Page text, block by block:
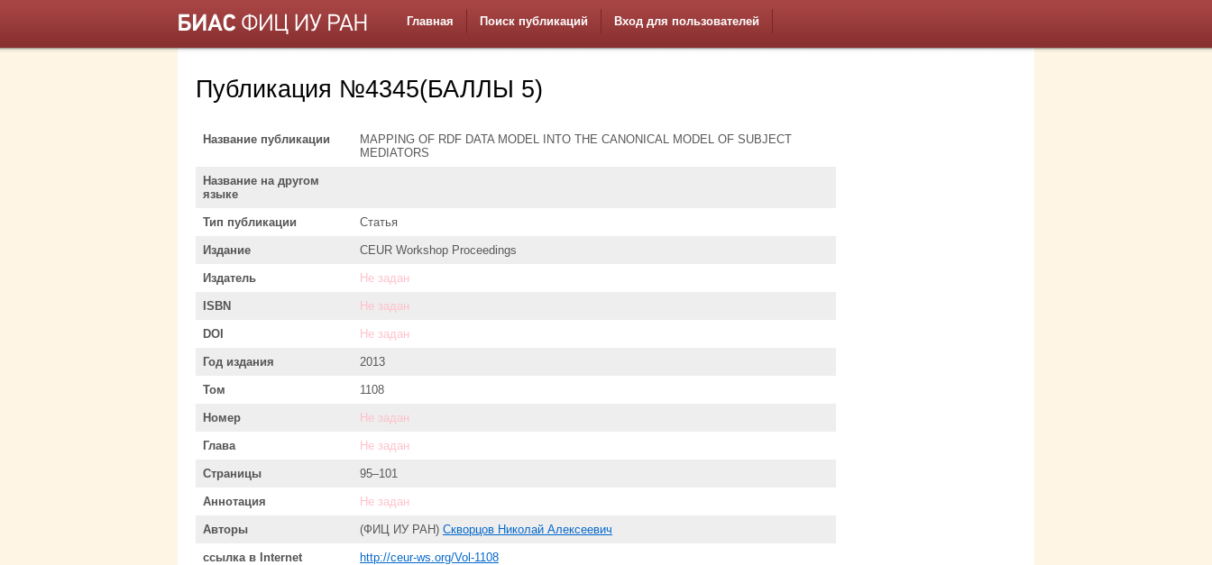
Главная Поиск публикаций Вход для пользователей
Публикация №4345(БАЛЛЫ 5)
Название публикации
MAPPING OF RDF DATA MODEL INTO THE CANONICAL MODEL OF SUBJECT
MEDIATORS
Название на другом
языке
Тип публикации Статья
Издание CEUR Workshop Proceedings
Издатель Не задан
ISBN Не задан
DOI Не задан
Год издания 2013
Том 1108
Номер Не задан
Глава Не задан
Страницы 95–101
Аннотация Не задан
Авторы (ФИЦ ИУ РАН) Скворцов Николай Алексеевич
ссылка в Internet http://ceur-ws.org/Vol-1108